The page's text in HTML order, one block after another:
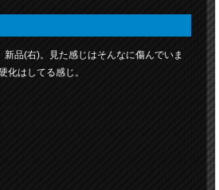
新品(右)。見た感じはそんなに傷んでいま
化はしてる感じ。